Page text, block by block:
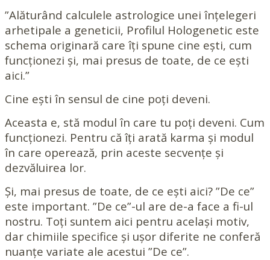
”Alăturând calculele astrologice unei înțelegeri
arhetipale a geneticii, Profilul Hologenetic este
schema originară care îți spune cine ești, cum
funcționezi și, mai presus de toate, de ce ești
aici.”
Cine ești în sensul de cine poți deveni.
Aceasta e, stă modul în care tu poți deveni. Cum
funcționezi. Pentru că îți arată karma și modul
în care operează, prin aceste secvențe și
dezvăluirea lor.
Și, mai presus de toate, de ce ești aici? ”De ce”
este important. ”De ce”-ul are de-a face a fi-ul
nostru. Toți suntem aici pentru același motiv,
dar chimiile specifice și ușor diferite ne conferă
nuanțe variate ale acestui ”De ce”.